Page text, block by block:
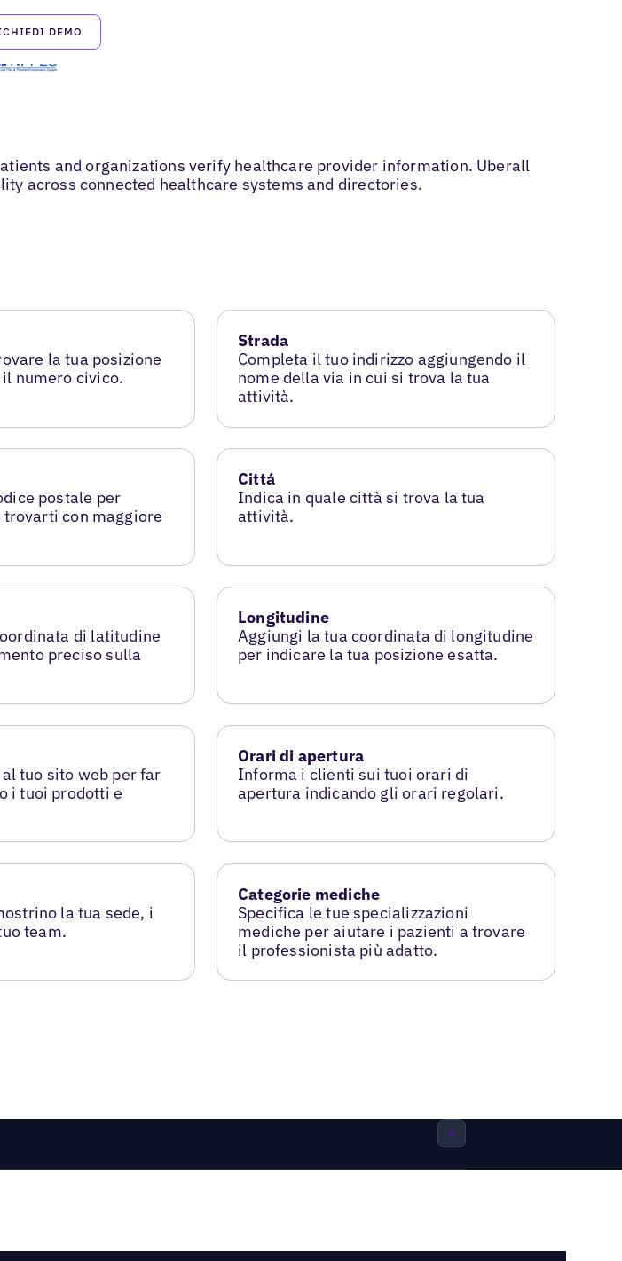
DEMO
and organizations verify healthcare provider information. Uberall
across connected healthcare systems and directories.
la tua posizione
numero civico.
Strada
Completa il tuo indirizzo aggiungendo il
nome della via in cui si trova la tua
attività.
postale per
con maggiore
Cittá
Indica in quale città si trova la tua
attività.
di latitudine
preciso sulla
Longitudine
Aggiungi la tua coordinata di longitudine
per indicare la tua posizione esatta.
tuo sito web per far
i tuoi prodotti e
Orari di apertura
Informa i clienti sui tuoi orari di
apertura indicando gli orari regolari.
la tua sede, i
team.
Categorie mediche
Specifica le tue specializzazioni
mediche per aiutare i pazienti a trovare
il professionista più adatto.